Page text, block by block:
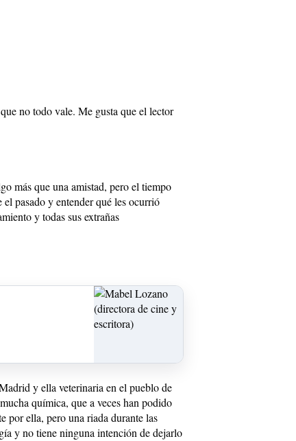
no todo vale. Me gusta que el lector
más que una amistad, pero el tiempo
pasado y entender qué les ocurrió
y todas sus extrañas
y ella veterinaria en el pueblo de
química, que a veces han podido
por ella, pero una riada durante las
y no tiene ninguna intención de dejarlo